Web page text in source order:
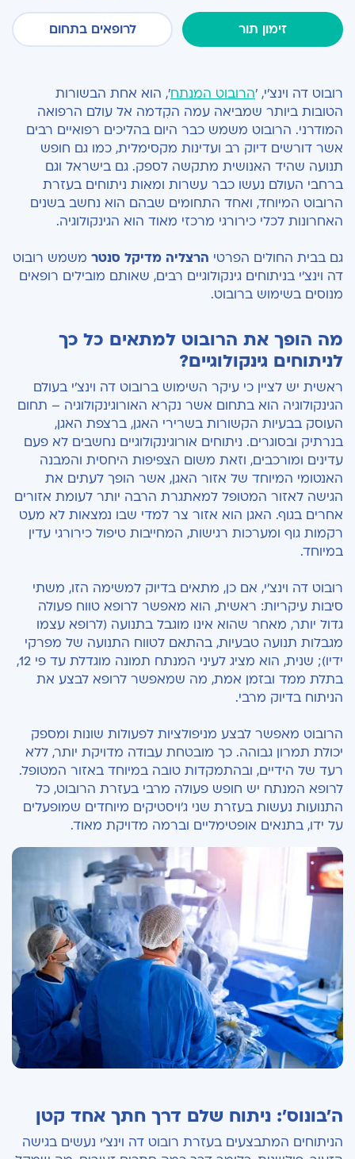
זימון תור לרופאים בתחום
רובוט דה וינצ'י, 'הרובוט המנתח', הוא אחת הבשורות
הטובות ביותר שמביאה עמה הקִדמה אל עולם הרפואה
המודרני. הרובוט משמש כבר היום בהליכים רפואיים רבים
אשר דורשים דיוק רב ועדינות מקסימלית, כמו גם חופש
תנועה שהיד האנושית מתקשה לספק. גם בישראל וגם
ברחבי העולם נעשו כבר עשרות ומאות ניתוחים בעזרת
הרובוט המיוחד, ואחד התחומים שבהם הוא נחשב בשנים
האחרונות לכלי כירורגי מרכזי מאוד הוא הגינקולוגיה.
גם בבית החולים הפרטי הרצליה מדיקל סנטר משמש רובוט
דה וינצ'י בניתוחים גינקולוגיים רבים, שאותם מובילים רופאים
מנוסים בשימוש ברובוט.
מה הופך את הרובוט למתאים כל כך
לניתוחים גינקולוגיים?
ראשית יש לציין כי עיקר השימוש ברובוט דה וינצ'י בעולם
הגינקולוגיה הוא בתחום אשר נקרא האורוגינקולוגיה – תחום
העוסק בבעיות הקשורות בשרירי האגן, ברצפת האגן,
בנרתיק ובסוגרים. ניתוחים אורוגינקולוגיים נחשבים לא פעם
עדינים ומורכבים, וזאת משום הצפיפות היחסית והמבנה
האנטומי המיוחד של אזור האגן, אשר הופך לעתים את
הגישה לאזור המטופל למאתגרת הרבה יותר לעומת אזורים
אחרים בגוף. האגן הוא אזור צר למדי שבו נמצאות לא מעט
רקמות גוף ומערכות רגישות, המחייבות טיפול כירורגי עדין
במיוחד.
רובוט דה וינצ'י, אם כן, מתאים בדיוק למשימה הזו, משתי
סיבות עיקריות: ראשית, הוא מאפשר לרופא טווח פעולה
גדול יותר, מאחר שהוא אינו מוגבל בתנועה (לרופא עצמו
מגבלות תנועה טבעיות, בהתאם לטווח התנועה של מפרקי
ידיו); שנית, הוא מציג לעיני המנתח תמונה מוגדלת עד פי 12,
בתלת ממד ובזמן אמת, מה שמאפשר לרופא לבצע את
הניתוח בדיוק מרבי.
הרובוט מאפשר לבצע מניפולציות לפעולות שונות ומספק
יכולת תמרון גבוהה. כך מובטחת עבודה מדויקת יותר, ללא
רעד של הידיים, ובהתמקדות טובה במיוחד באזור המטופל.
לרופא המנתח יש חופש פעולה מרבי בעזרת הרובוט, כל
התנועות נעשות בעזרת שני ג'ויסטיקים מיוחדים שמופעלים
על ידו, בתנאים אופטימליים וברמה מדויקת מאוד.
ה'בונוס': ניתוח שלם דרך חתך אחד קטן
הניתוחים המתבצעים בעזרת רובוט דה וינצ'י נעשים בגישה